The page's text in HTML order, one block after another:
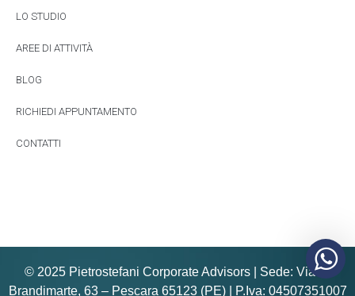
LO STUDIO
AREE DI ATTIVITÀ
BLOG
RICHIEDI APPUNTAMENTO
CONTATTI
© 2025 Pietrostefani Corporate Advisors | Sede: Via E.
Brandimarte, 63 – Pescara 65123 (PE) | P.Iva: 04507351007